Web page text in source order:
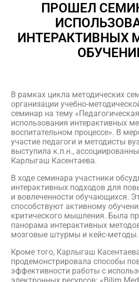
ПРОШЕЛ
ИНТЕРАКТИВНЫХ
В рамках цикла методических
организации учебно-
семинар на тему
использования интерактивных
воспитательном процессе». В
участие педагоги и методисты
выступила к.п.н.,
Карлыгаш Касентаева.
В ходе семинара участники
интерактивных подходов для
и вовлеченности обучающихся.
способствуют активному
критического мышления. Была
панорама интерактивных
мозговые штурмы и кейс-методы.
Кроме того, Карлыгаш
продемонстрировала способы
эффективности работы с